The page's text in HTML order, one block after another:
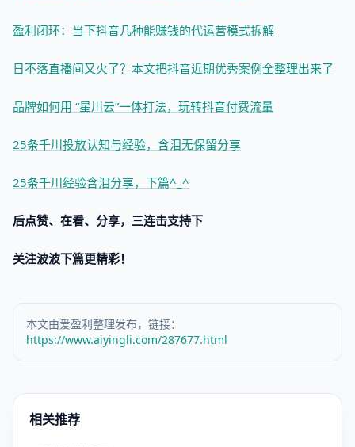
盈利闭环：当下抖音几种能赚钱的代运营模式拆解
日不落直播间又火了？本文把抖音近期优秀案例全整理出来了
品牌如何用 “星川云”一体打法，玩转抖音付费流量
25条千川投放认知与经验，含泪无保留分享
25条千川经验含泪分享，下篇^_^
后点赞、在看、分享，三连击支持下
关注波波下篇更精彩！
本文由爱盈利整理发布，链接：
https://www.aiyingli.com/287677.html
相关推荐